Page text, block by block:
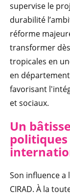
supervise le
durabilité
réforme
transformer
tropicales en
en
favorisant
et sociaux.
Un
Son influence
CIRAD. À la